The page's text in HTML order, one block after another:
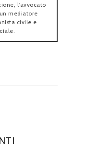
l'avvocato
mediatore
civile e